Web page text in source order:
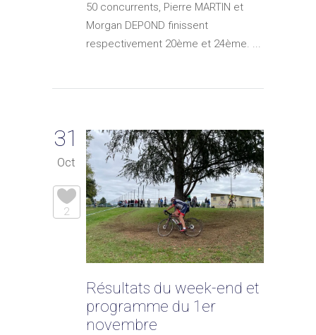
50 concurrents, Pierre MARTIN et
Morgan DEPOND finissent
respectivement 20ème et 24ème. ...
31
Oct
2
Résultats du week-end et
programme du 1er
novembre